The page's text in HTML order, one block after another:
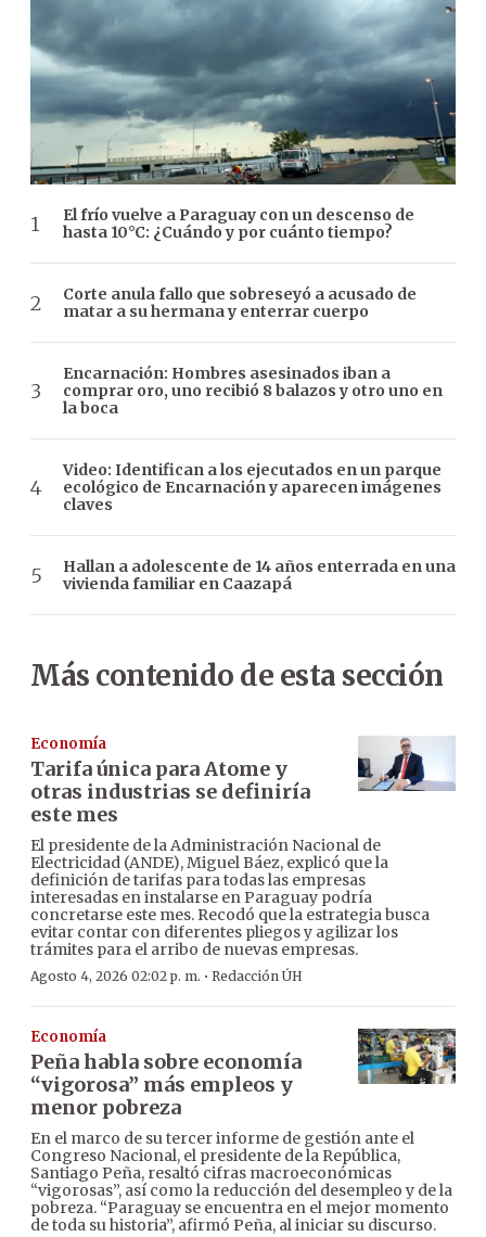
El frío vuelve a Paraguay con un descenso de
hasta 10°C: ¿Cuándo y por cuánto tiempo?
Corte anula fallo que sobreseyó a acusado de
matar a su hermana y enterrar cuerpo
Encarnación: Hombres asesinados iban a
comprar oro, uno recibió 8 balazos y otro uno en
la boca
Video: Identifican a los ejecutados en un parque
ecológico de Encarnación y aparecen imágenes
claves
Hallan a adolescente de 14 años enterrada en una
vivienda familiar en Caazapá
Más contenido de esta sección
Economía
Tarifa única para Atome y
otras industrias se definiría
este mes
El presidente de la Administración Nacional de
Electricidad (ANDE), Miguel Báez, explicó que la
definición de tarifas para todas las empresas
interesadas en instalarse en Paraguay podría
concretarse este mes. Recodó que la estrategia busca
evitar contar con diferentes pliegos y agilizar los
trámites para el arribo de nuevas empresas.
Agosto 4, 2026 02:02 p. m. · Redacción ÚH
Economía
Peña habla sobre economía
“vigorosa” más empleos y
menor pobreza
En el marco de su tercer informe de gestión ante el
Congreso Nacional, el presidente de la República,
Santiago Peña, resaltó cifras macroeconómicas
“vigorosas”, así como la reducción del desempleo y de la
pobreza. “Paraguay se encuentra en el mejor momento
de toda su historia”, afirmó Peña, al iniciar su discurso.